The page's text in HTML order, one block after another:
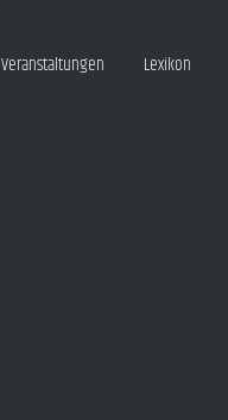
Veranstaltungen Lexikon